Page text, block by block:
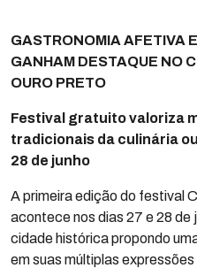
GASTRONOMIA AFETIVA
GANHAM DESTAQUE NO
OURO PRETO
Festival gratuito valoriza
tradicionais da culinária
28 de junho
A primeira edição do festival
acontece nos dias 27 e 28 de
cidade histórica propondo
em suas múltiplas